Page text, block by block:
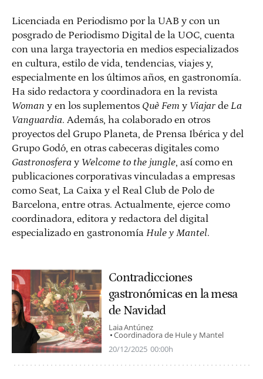
Licenciada en Periodismo por la UAB y con un
posgrado de Periodismo Digital de la UOC, cuenta
con una larga trayectoria en medios especializados
en cultura, estilo de vida, tendencias, viajes y,
especialmente en los últimos años, en gastronomía.
Ha sido redactora y coordinadora en la revista
Woman y en los suplementos Què Fem y Viajar de La
Vanguardia. Además, ha colaborado en otros
proyectos del Grupo Planeta, de Prensa Ibérica y del
Grupo Godó, en otras cabeceras digitales como
Gastronosfera y Welcome to the jungle, así como en
publicaciones corporativas vinculadas a empresas
como Seat, La Caixa y el Real Club de Polo de
Barcelona, entre otras. Actualmente, ejerce como
coordinadora, editora y redactora del digital
especializado en gastronomía Hule y Mantel.
Contradicciones
gastronómicas en la mesa
de Navidad
Laia Antúnez
Coordinadora de Hule y Mantel
20/12/2025 00:00h